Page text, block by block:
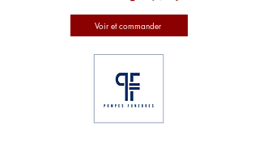
Voir et commander